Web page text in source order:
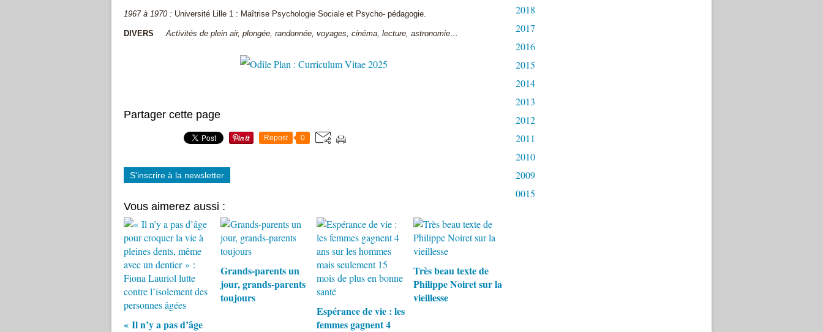
1967 à 1970 : Université Lille 1 : Maîtrise Psychologie Sociale et Psycho- pédagogie.
DIVERS Activités de plein air, plongée, randonnée, voyages, cinéma, lecture, astronomie…
Partager cette page
Repost 0
S'inscrire à la newsletter
Vous aimerez aussi :
« Il n’y a pas d’âge
Grands-parents un
jour, grands-parents
toujours
Espérance de vie : les
femmes gagnent 4
Très beau texte de
Philippe Noiret sur la
vieillesse
2018
2017
2016
2015
2014
2013
2012
2011
2010
2009
0015